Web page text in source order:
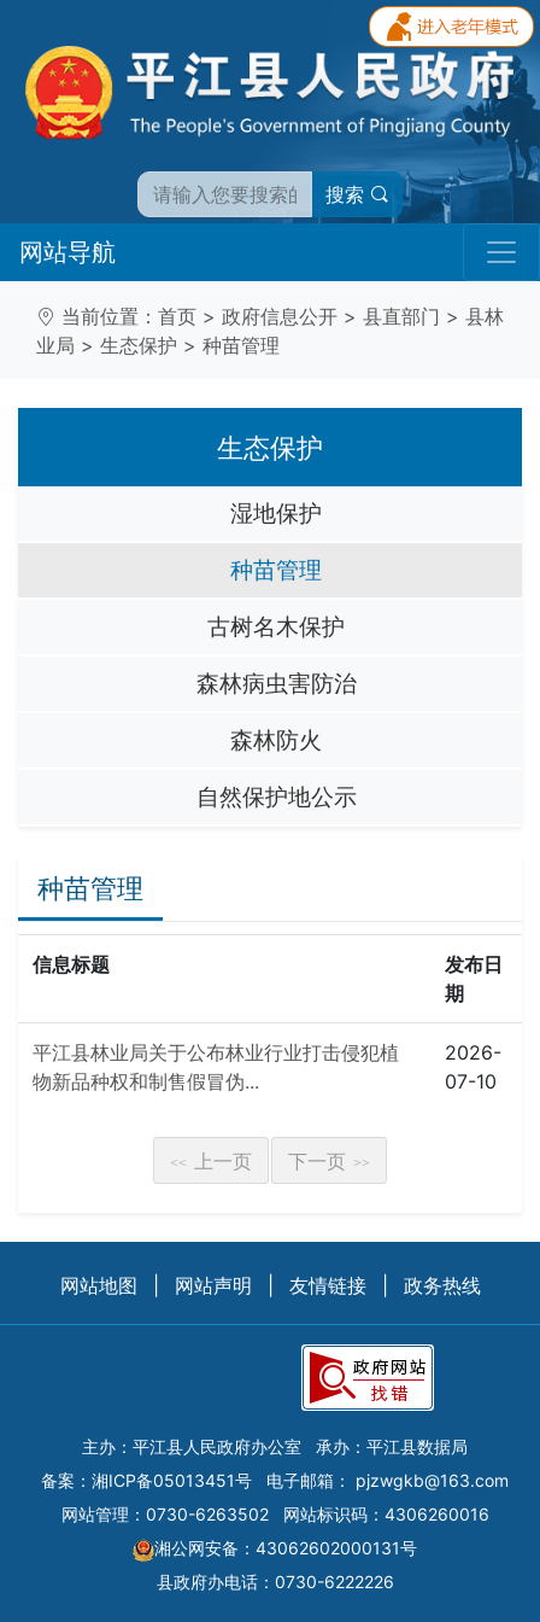
搜索
网站导航
当前位置： 首页 > 政府信息公开 > 县直部门 > 县林
业局 > 生态保护 > 种苗管理
生态保护
湿地保护
种苗管理
古树名木保护
森林病虫害防治
森林防火
自然保护地公示
种苗管理
信息标题
发布日
期
平江县林业局关于公布林业行业打击侵犯植
物新品种权和制售假冒伪...
2026-
07-10
<< 上一页 下一页 >>
网站地图 网站声明 友情链接 政务热线
主办：平江县人民政府办公室
承办：平江县数据局
备案： 湘ICP备05013451号 电子邮箱： pjzwgkb@163.com
网站管理：0730-6263502
网站标识码：4306260016
湘公网安备：43062602000131号
县政府办电话：0730-6222226